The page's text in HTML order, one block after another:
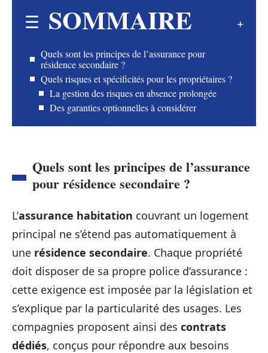
SOMMAIRE
Quels sont les principes de l’assurance pour
résidence secondaire ?
Quels risques et spécificités pour les propriétaires ?
La gestion des risques en absence prolongée
Des garanties optionnelles à considérer
Quels sont les principes de l’assurance
pour résidence secondaire ?
L’assurance habitation couvrant un logement
principal ne s’étend pas automatiquement à
une résidence secondaire. Chaque propriété
doit disposer de sa propre police d’assurance :
cette exigence est imposée par la législation et
s’explique par la particularité des usages. Les
compagnies proposent ainsi des contrats
dédiés, conçus pour répondre aux besoins